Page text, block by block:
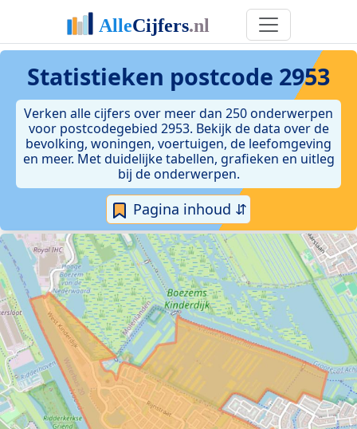
Statistieken postcode 2953
Verken alle cijfers over meer dan 250 onderwerpen
voor postcodegebied 2953. Bekijk de data over de
bevolking, woningen, voertuigen, de leefomgeving
en meer. Met duidelijke tabellen, grafieken en uitleg
bij de onderwerpen.
Pagina inhoud ⇵